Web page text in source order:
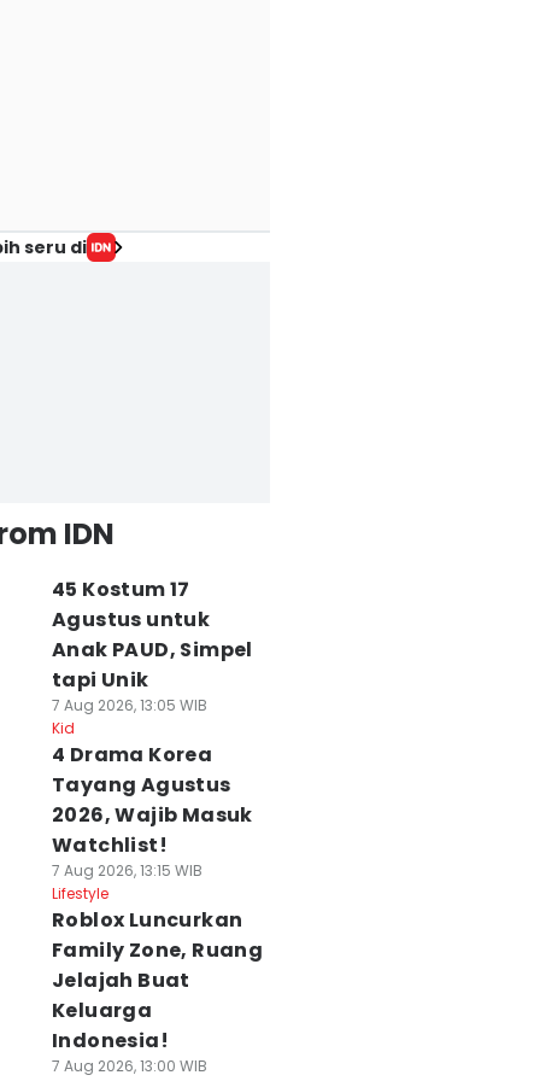
seru di
IDN
45 Kostum 17
Agustus untuk
Anak PAUD, Simpel
tapi Unik
7 Aug 2026, 13:05 WIB
Kid
4 Drama Korea
Tayang Agustus
2026, Wajib Masuk
Watchlist!
7 Aug 2026, 13:15 WIB
Lifestyle
Roblox Luncurkan
Family Zone, Ruang
Jelajah Buat
Keluarga
Indonesia!
7 Aug 2026, 13:00 WIB